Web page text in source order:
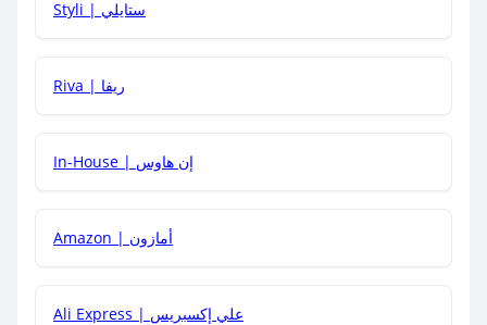
هل يمكنني جمع كود خصم مع العروض الأخرى؟
Styli | ستايلي
Riva | ريفا
In-House | إن هاوس
Amazon | أمازون
Ali Express | علي إكسبريس